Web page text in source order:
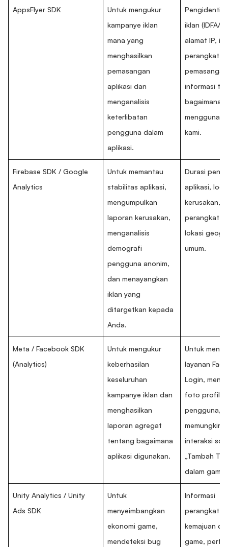
AppsFlyer SDK
Untuk mengukur
kampanye iklan
mana yang
menghasilkan
pemasangan
aplikasi dan
menganalisis
keterlibatan
pengguna dalam
aplikasi.
iklan (IDFA/
alamat IP,
perangkat,
informasi
bagaimana
kami.
Firebase SDK / Google
Analytics
Untuk memantau
stabilitas aplikasi,
mengumpulkan
laporan kerusakan,
menganalisis
demografi
pengguna anonim,
dan menayangkan
iklan yang
ditargetkan kepada
Anda.
Durasi
aplikasi, log
kerusakan,
perangkat,
lokasi
umum.
Meta / Facebook SDK
(Analytics)
Untuk mengukur
keberhasilan
keseluruhan
kampanye iklan dan
menghasilkan
laporan agregat
tentang bagaimana
aplikasi digunakan.
Untuk
layanan
Login,
foto profil
pengguna,
interaksi
„Tambah
dalam game.
Unity Analytics / Unity
Ads SDK
Untuk
menyeimbangkan
ekonomi game,
mendeteksi bug
Informasi
perangkat,
kemajuan
game,